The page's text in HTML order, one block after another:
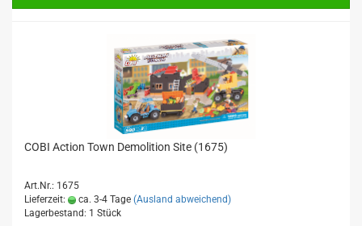
COBI Action Town Demolition Site (1675)
Art.Nr.: 1675
Lieferzeit:
ca. 3-4 Tage (Ausland abweichend)
Lagerbestand: 1 Stück